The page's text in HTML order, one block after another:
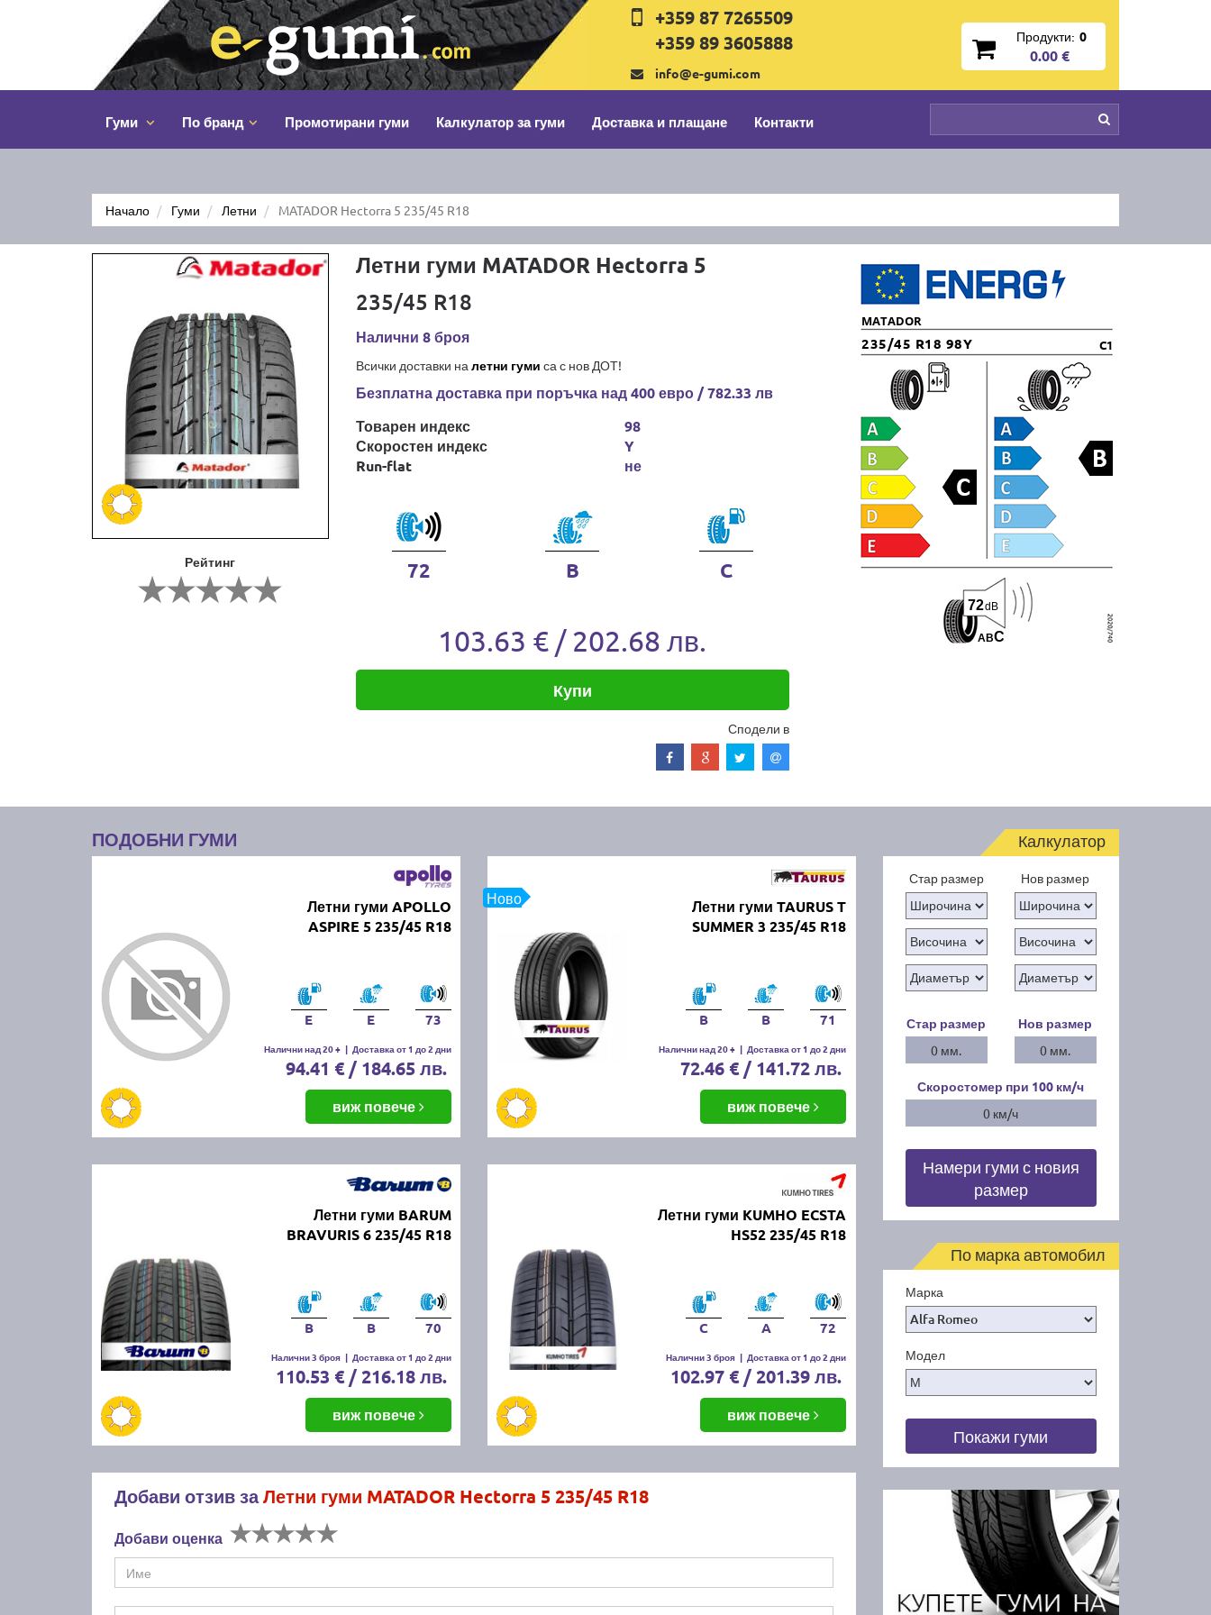
+359 87 7265509
+359 89 3605888
info@e-gumi.com
Продукти: 0
0.00 €
Гуми По бранд Промотирани гуми Калкулатор за гуми Доставка и плащане Контакти
Начало Гуми Летни MATADOR Hectorra 5 235/45 R18
Рейтинг
Летни гуми MATADOR Hectorra 5
235/45 R18
Налични 8 броя
Всички доставки на летни гуми са с нов ДОТ!
Безплатна доставка при поръчка над 400 евро / 782.33 лв
Товарен индекс
Скоростен индекс
Run-flat
98
Y
не
72 B C
103.63 € / 202.68 лв.
Купи
Сподели в
MATADOR
235/45 R18 98Y C1
ABC
72dB
ПОДОБНИ ГУМИ
Летни гуми APOLLO
ASPIRE 5 235/45 R18
E E 73
Налични над 20 + | Доставка от 1 до 2 дни
94.41 € / 184.65 лв.
виж повече
Ново
Летни гуми TAURUS T
SUMMER 3 235/45 R18
B B 71
Налични над 20 + | Доставка от 1 до 2 дни
72.46 € / 141.72 лв.
виж повече
Летни гуми BARUM
BRAVURIS 6 235/45 R18
B B 70
Налични 3 броя | Доставка от 1 до 2 дни
110.53 € / 216.18 лв.
виж повече
Летни гуми KUMHO ECSTA
HS52 235/45 R18
C A 72
Налични 3 броя | Доставка от 1 до 2 дни
102.97 € / 201.39 лв.
виж повече
Добави отзив заЛетни гуми MATADOR Hectorra 5 235/45 R18
Добави оценка
Калкулатор
Стар размер Нов размер
Стар размер
0 мм.
Нов размер
0 мм.
Скоростомер при 100 км/ч
0 км/ч
Намери гуми с новия
размер
По марка автомобил
Марка
Модел
Покажи гуми